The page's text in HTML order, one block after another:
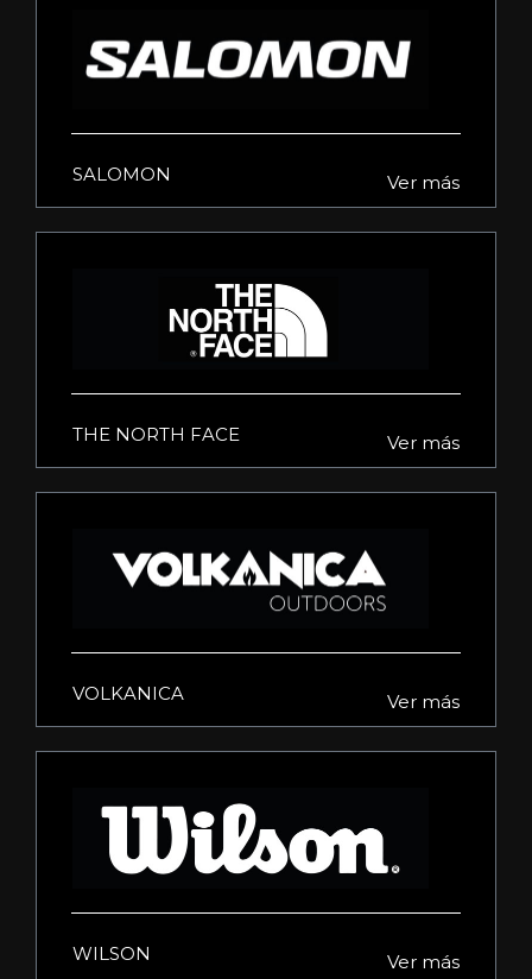
SALOMON Ver más
THE NORTH FACE Ver más
VOLKANICA Ver más
WILSON Ver más